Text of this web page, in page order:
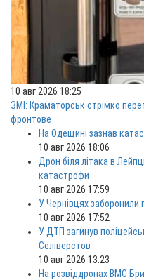
10 авг 2026 18:25
ЗМІ: Краматорськ стрімко
фронтове
На Одещині зазнав
10 авг 2026 18:06
Дрон біля літака в
катастрофи
10 авг 2026 17:59
У Чернівцях заборонили
10 авг 2026 17:52
У ДТП загинув
Селіверстов
10 авг 2026 13:23
На розвіддронах ВМС